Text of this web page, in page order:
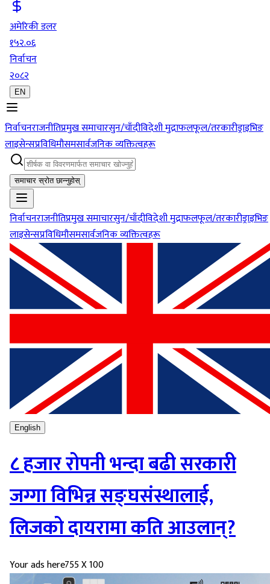
अमेरिकी डलर
१५२.०६
निर्वाचन
२०८२
EN
निर्वाचनराजनीतिप्रमुख समाचारसुन/चाँदीविदेशी मुद्राफलफूल/तरकारीड्राइभिङ
लाइसेन्सप्रविधिमौसमसार्वजनिक व्यक्तित्वहरू
समाचार स्रोत छान्नुहोस्
निर्वाचनराजनीतिप्रमुख समाचारसुन/चाँदीविदेशी मुद्राफलफूल/तरकारीड्राइभिङ
लाइसेन्सप्रविधिमौसमसार्वजनिक व्यक्तित्वहरू
English
८ हजार रोपनी भन्दा बढी सरकारी
जग्गा विभिन्न सङ्घसंस्थालाई,
लिजको दायरामा कति आउलान्?
Your ads here755 X 100